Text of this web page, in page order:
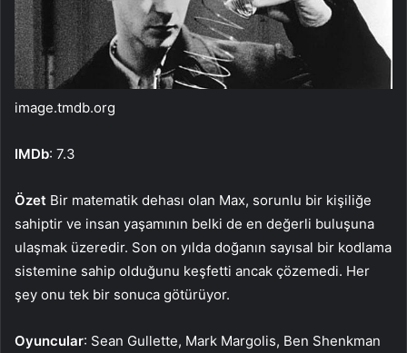
image.tmdb.org
IMDb: 7.3
Özet Bir matematik dehası olan Max, sorunlu bir kişiliğe
sahiptir ve insan yaşamının belki de en değerli buluşuna
ulaşmak üzeredir. Son on yılda doğanın sayısal bir kodlama
sistemine sahip olduğunu keşfetti ancak çözemedi. Her
şey onu tek bir sonuca götürüyor.
Oyuncular: Sean Gullette, Mark Margolis, Ben Shenkman